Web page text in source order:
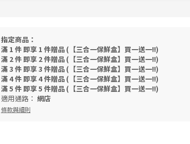
指定商品：
滿 1 件 即享 1 件贈品 (【三合一保鮮盒】買一送一!!)
滿 2 件 即享 2 件贈品 (【三合一保鮮盒】買一送一!!)
滿 3 件 即享 3 件贈品 (【三合一保鮮盒】買一送一!!)
滿 4 件 即享 4 件贈品 (【三合一保鮮盒】買一送一!!)
滿 5 件 即享 5 件贈品 (【三合一保鮮盒】買一送一!!)
適用通路： 網店
條款與細則